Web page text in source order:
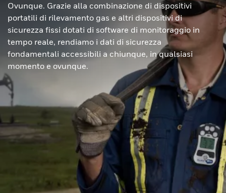
Ovunque. Grazie alla combinazione di dispositivi
portatili di rilevamento gas e altri dispositivi di
sicurezza fissi dotati di software di monitoraggio in
tempo reale, rendiamo i dati di sicurezza
fondamentali accessibili a chiunque, in qualsiasi
momento e ovunque.